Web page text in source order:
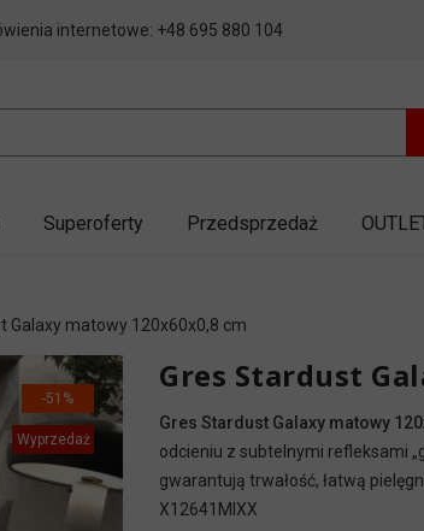
internetowe: +48 695 880 104
Superoferty Przedsprzedaż
Galaxy matowy 120x60x0,8 cm
-51%
Wyprzedaż
Gres Stardust
Gres Stardust Galaxy matowy
odcieniu z subtelnymi refleksami
gwarantują trwałość, łatwą
X12641MIXX